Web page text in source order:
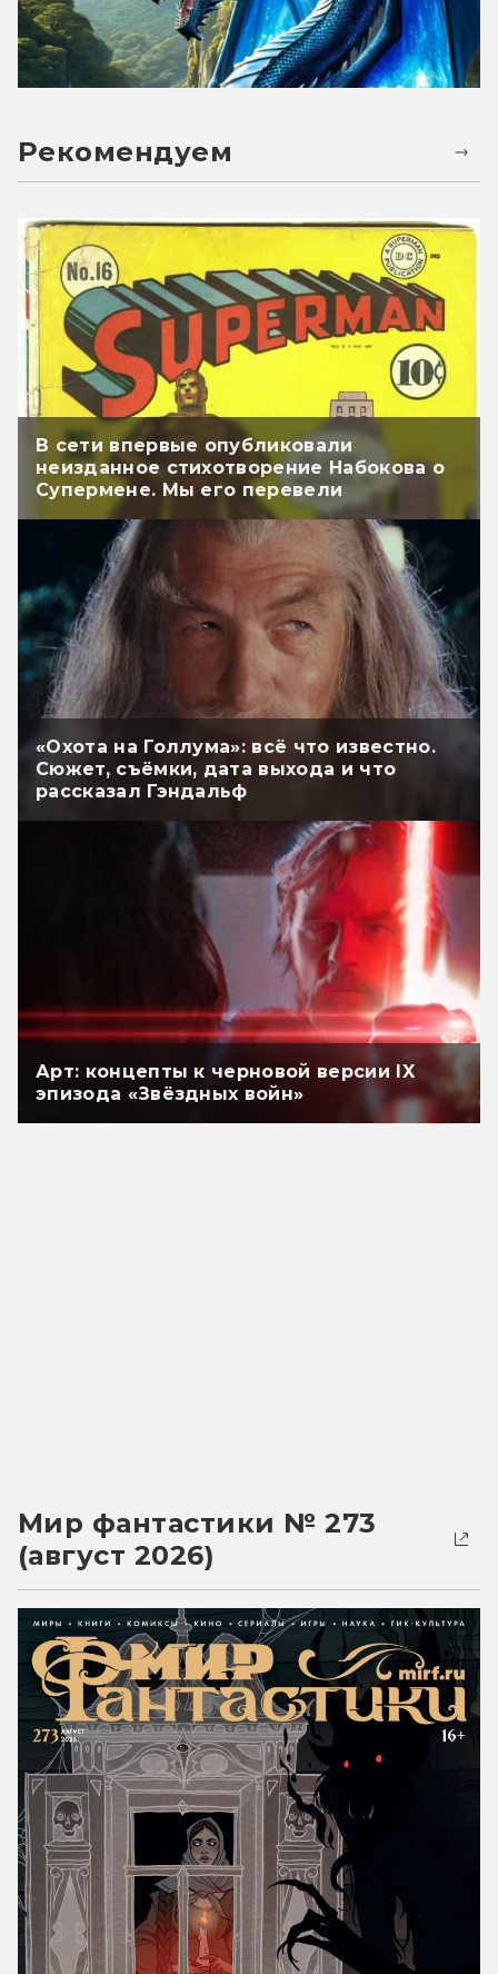
Рекомендуем
В сети впервые опубликовали
неизданное стихотворение Набокова о
Супермене. Мы его перевели
«Охота на Голлума»: всё что известно.
Сюжет, съёмки, дата выхода и что
рассказал Гэндальф
Арт: концепты к черновой версии IX
эпизода «Звёздных войн»
Мир фантастики № 273
(август 2026)